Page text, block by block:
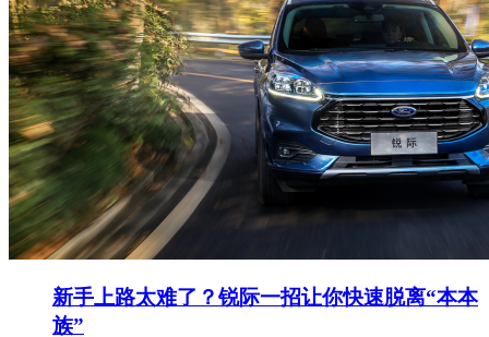
新手上路太难了？锐际一招让你快速脱离“本本
族”